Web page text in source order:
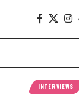
INTERVIEWS